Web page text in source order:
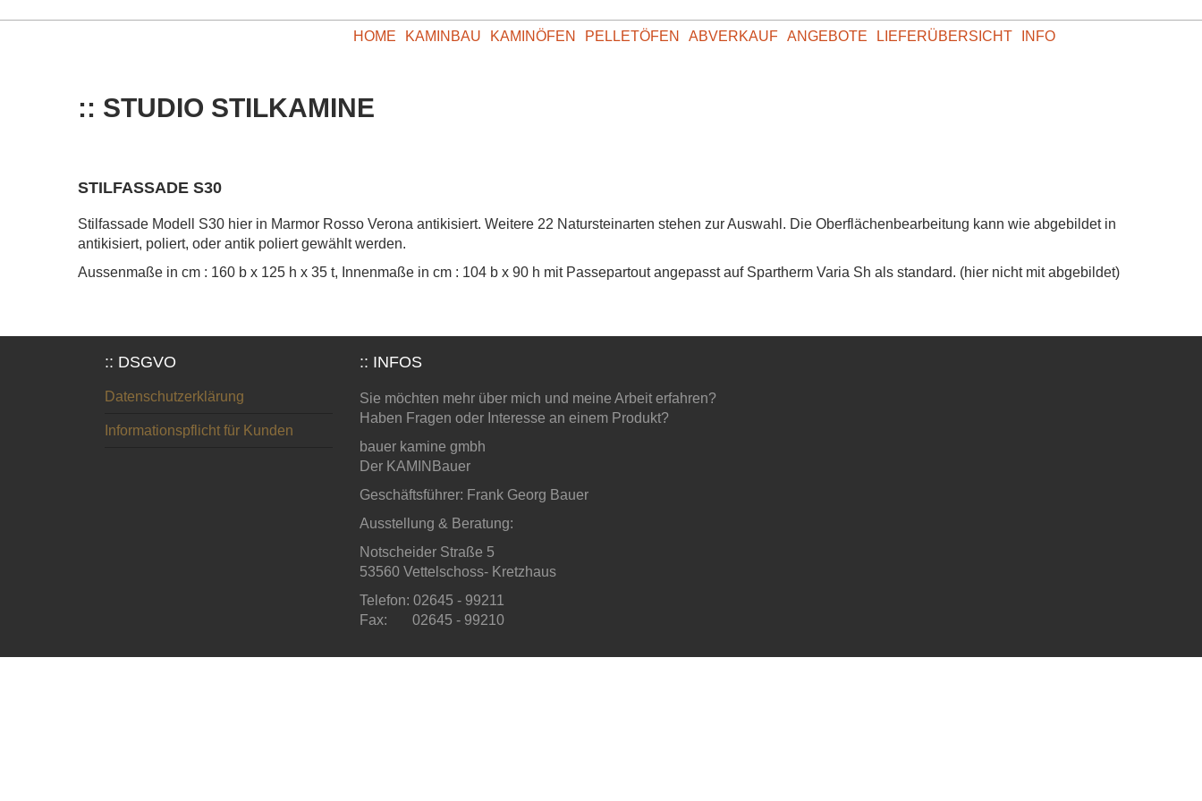
HOME KAMINBAU KAMINÖFEN PELLETÖFEN ABVERKAUF ANGEBOTE LIEFERÜBERSICHT INFO
:: STUDIO STILKAMINE
STILFASSADE S30
Stilfassade Modell S30 hier in Marmor Rosso Verona antikisiert. Weitere 22 Natursteinarten stehen zur Auswahl. Die Oberflächenbearbeitung kann wie abgebildet in
antikisiert, poliert, oder antik poliert gewählt werden.
Aussenmaße in cm : 160 b x 125 h x 35 t, Innenmaße in cm : 104 b x 90 h mit Passepartout angepasst auf Spartherm Varia Sh als standard. (hier nicht mit abgebildet)
:: DSGVO
Datenschutzerklärung
Informationspflicht für Kunden
:: INFOS
Sie möchten mehr über mich und meine Arbeit erfahren?
Haben Fragen oder Interesse an einem Produkt?
bauer kamine gmbh
Der KAMINBauer
Geschäftsführer: Frank Georg Bauer
Ausstellung & Beratung:
Notscheider Straße 5
53560 Vettelschoss- Kretzhaus
Telefon: 02645 - 99211
Fax: 02645 - 99210